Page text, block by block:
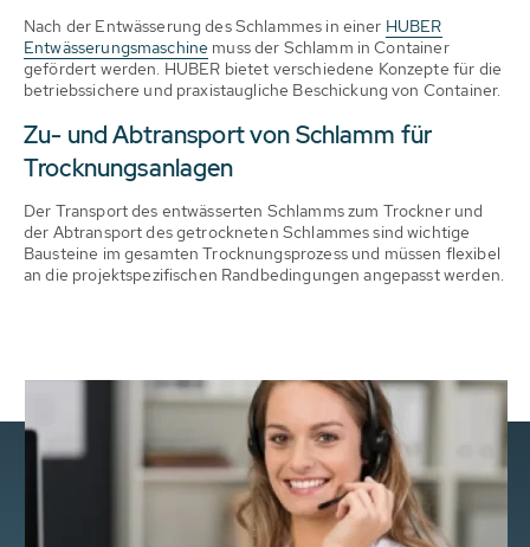
Nach der Entwässerung des Schlammes in einer HUBER
Entwässerungsmaschine muss der Schlamm in Container
gefördert werden. HUBER bietet verschiedene Konzepte für die
betriebssichere und praxistaugliche Beschickung von Container.
Zu- und Abtransport von Schlamm für
Trocknungsanlagen
Der Transport des entwässerten Schlamms zum Trockner und
der Abtransport des getrockneten Schlammes sind wichtige
Bausteine im gesamten Trocknungsprozess und müssen flexibel
an die projektspezifischen Randbedingungen angepasst werden.